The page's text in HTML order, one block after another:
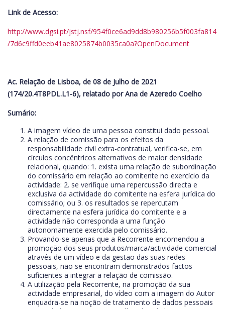
Link de Acesso:
http://www.dgsi.pt/jstj.nsf/954f0ce6ad9dd8b980256b5f003fa814
/7d6c9ffd0eeb41ae8025874b0035ca0a?OpenDocument
Ac. Relação de Lisboa, de 08 de Julho de 2021
(174/20.4T8PDL.L1-6), relatado por Ana de Azeredo Coelho
Sumário:
A imagem vídeo de uma pessoa constitui dado pessoal.
A relação de comissão para os efeitos da
responsabilidade civil extra-contratual, verifica-se, em
círculos concêntricos alternativos de maior densidade
relacional, quando: 1. exista uma relação de subordinação
do comissário em relação ao comitente no exercício da
actividade: 2. se verifique uma repercussão directa e
exclusiva da actividade do comitente na esfera jurídica do
comissário; ou 3. os resultados se repercutam
directamente na esfera jurídica do comitente e a
actividade não corresponda a uma função
autonomamente exercida pelo comissário.
Provando-se apenas que a Recorrente encomendou a
promoção dos seus produtos/marca/actividade comercial
através de um vídeo e da gestão das suas redes
pessoais, não se encontram demonstrados factos
suficientes a integrar a relação de comissão.
A utilização pela Recorrente, na promoção da sua
actividade empresarial, do vídeo com a imagem do Autor
enquadra-se na noção de tratamento de dados pessoais